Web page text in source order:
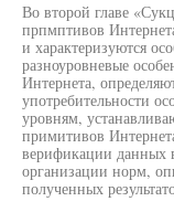
Во второй главе
прпмптивов
и характеризуются
разноуровневые
Интернета,
употребительности
уровням,
примитивов
верификации данных
организации норм,
полученных